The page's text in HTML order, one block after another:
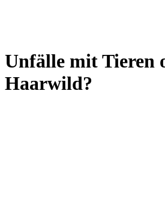
Unfälle mit Tieren
Haarwild?